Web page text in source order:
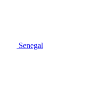
Senegal